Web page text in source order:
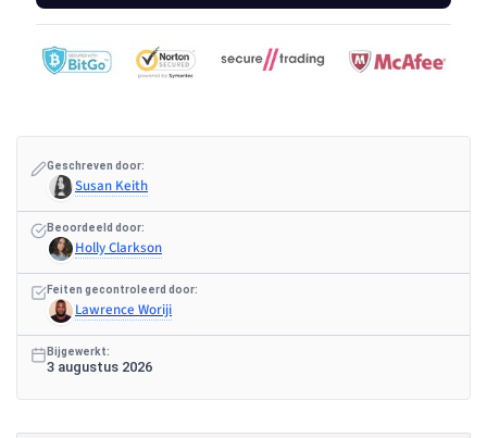
Geschreven door:
Susan Keith
Beoordeeld door:
Holly Clarkson
Feiten gecontroleerd door:
Lawrence Woriji
Bijgewerkt:
3 augustus 2026